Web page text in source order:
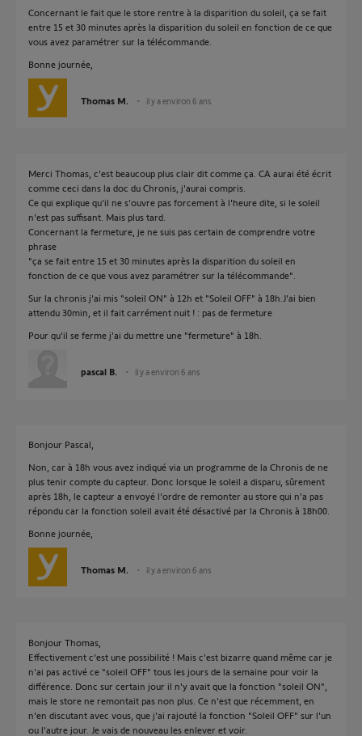
Concernant le fait que le store rentre à la disparition du soleil, ça se fait
entre 15 et 30 minutes après la disparition du soleil en fonction de ce que
vous avez paramétrer sur la télécommande.
Bonne journée,
Thomas M. il y a environ 6 ans
Merci Thomas, c'est beaucoup plus clair dit comme ça. CA aurai été écrit
comme ceci dans la doc du Chronis, j'aurai compris.
Ce qui explique qu'il ne s'ouvre pas forcement à l'heure dite, si le soleil
n'est pas suffisant. Mais plus tard.
Concernant la fermeture, je ne suis pas certain de comprendre votre
phrase
"ça se fait entre 15 et 30 minutes après la disparition du soleil en
fonction de ce que vous avez paramétrer sur la télécommande".
Sur la chronis j'ai mis "soleil ON" à 12h et "Soleil OFF" à 18h.J'ai bien
attendu 30min, et il fait carrément nuit ! : pas de fermeture
Pour qu'il se ferme j'ai du mettre une "fermeture" à 18h.
pascal B. il y a environ 6 ans
Bonjour Pascal,
Non, car à 18h vous avez indiqué via un programme de la Chronis de ne
plus tenir compte du capteur. Donc lorsque le soleil a disparu, sûrement
après 18h, le capteur a envoyé l'ordre de remonter au store qui n'a pas
répondu car la fonction soleil avait été désactivé par la Chronis à 18h00.
Bonne journée,
Thomas M. il y a environ 6 ans
Bonjour Thomas,
Effectivement c'est une possibilité ! Mais c'est bizarre quand même car je
n'ai pas activé ce "soleil OFF" tous les jours de la semaine pour voir la
différence. Donc sur certain jour il n'y avait que la fonction "soleil ON",
mais le store ne remontait pas non plus. Ce n'est que récemment, en
n'en discutant avec vous, que j'ai rajouté la fonction "Soleil OFF" sur l'un
ou l'autre jour. Je vais de nouveau les enlever et voir.